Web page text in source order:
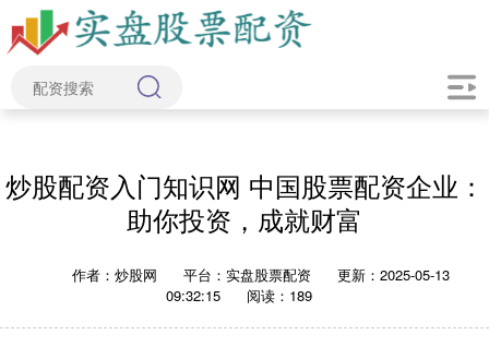
炒股配资入门知识网 中国股票配资企业：
助你投资，成就财富
作者：炒股网 平台：实盘股票配资
更新：2025-05-13
09:32:15
阅读：189